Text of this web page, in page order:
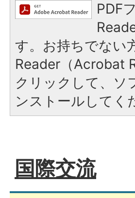
PDF
す。お持ちでない
Reader（Acrobat
クリックして、ソ
ンストールしてく
国際交流